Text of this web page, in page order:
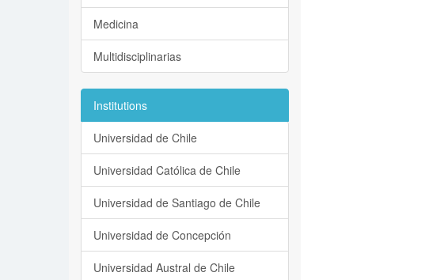
Medicina
Multidisciplinarias
Institutions
Universidad de Chile
Universidad Católica de Chile
Universidad de Santiago de Chile
Universidad de Concepción
Universidad Austral de Chile